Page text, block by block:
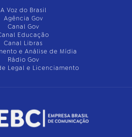
A Voz do Brasil
Agência Gov
Canal Gov
Educação
Canal Libras
e Análise de Mídia
Rádio Gov
Legal e Licenciamento